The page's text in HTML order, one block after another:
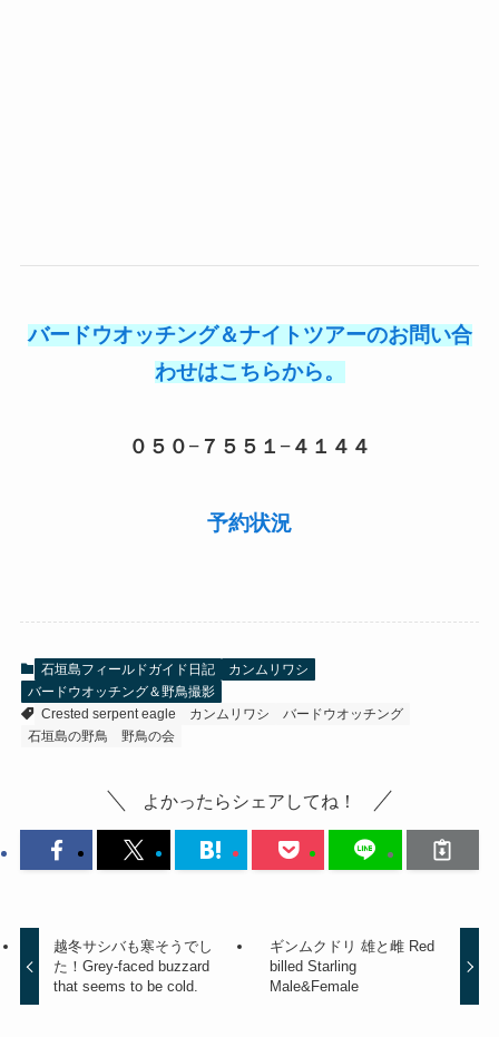
バードウオッチング＆ナイトツアーのお問い合
わせはこちらから。
０５０−７５５１−４１４４
予約状況
石垣島フィールドガイド日記
カンムリワシ
バードウオッチング＆野鳥撮影
Crested serpent eagle
カンムリワシ
バードウオッチング
石垣島の野鳥
野鳥の会
よかったらシェアしてね！
越冬サシバも寒そうでし
た！Grey-faced buzzard
that seems to be cold.
ギンムクドリ 雄と雌 Red
billed Starling
Male&Female